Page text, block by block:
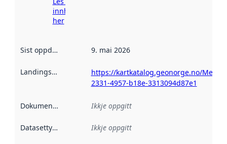
innhenting
her
Sist oppdatert 9. mai 2026
Landingsside
https://kartkatalog.geonorge.no/
2331-4957-b18e-3313094d87e1
Dokumentasjon Ikkje oppgitt
Datasettype Ikkje oppgitt